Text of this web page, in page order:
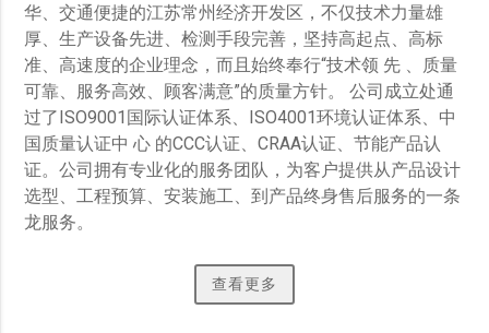
华、交通便捷的江苏常州经济开发区，不仅技术力量雄
厚、生产设备先进、检测手段完善，坚持高起点、高标
准、高速度的企业理念，而且始终奉行“技术领 先 、质量
可靠、服务高效、顾客满意”的质量方针。 公司成立处通
过了ISO9001国际认证体系、ISO4001环境认证体系、中
国质量认证中 心 的CCC认证、CRAA认证、节能产品认
证。公司拥有专业化的服务团队，为客户提供从产品设计
选型、工程预算、安装施工、到产品终身售后服务的一条
龙服务。
查看更多